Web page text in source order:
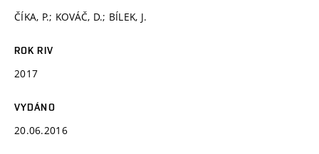
ČÍKA, P.; KOVÁČ, D.; BÍLEK, J.
ROK RIV
2017
VYDÁNO
20.06.2016